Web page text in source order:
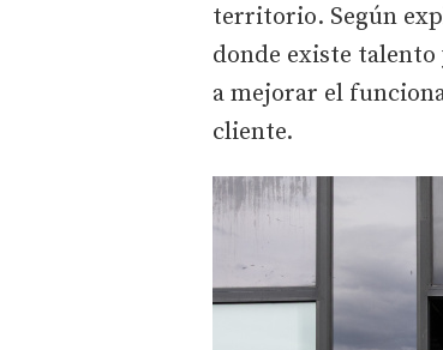
territorio. Según
donde existe
a mejorar el
cliente.